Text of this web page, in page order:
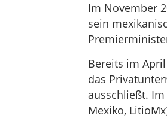
Im November
sein
Bereits im
das
ausschließt.
Mexiko,